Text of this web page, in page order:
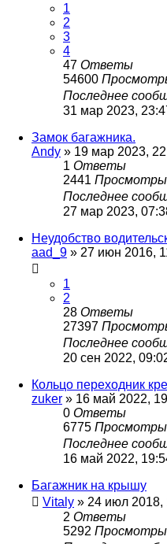
1
2
3
4
47 Ответы
54600
Последнее
31 мар 2023,
Замок багажника.
Andy » 19 мар 2023,
1 Ответы
2441 Просмотры
Последнее
27 мар 2023,
Неудобство
aad_9 » 27 июн 2016,
1
2
28 Ответы
27397
Последнее
20 сен 2022,
Кольцо переходник
zuker » 16 май 2022,
0 Ответы
6775 Просмотры
Последнее
16 май 2022,
Багажник на крышу
Vitaly » 24 июл 2018,
2 Ответы
5292 Просмотры